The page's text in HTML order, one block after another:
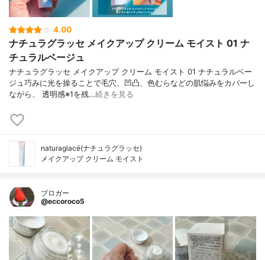
4.00
ナチュラグラッセ メイクアップ クリーム モイスト 01 ナ
チュラルベージュ
ナチュラグラッセ メイクアップ クリーム モイスト 01 ナチュラルベー
ジュ巧みに光を操ることで毛穴、凹凸、色むらなどの肌悩みをカバーし
ながら、 透明感※1を残…続きを見る
naturaglacé(ナチュラグラッセ)
メイクアップ クリーム モイスト
ブロガー
@eccoroco5